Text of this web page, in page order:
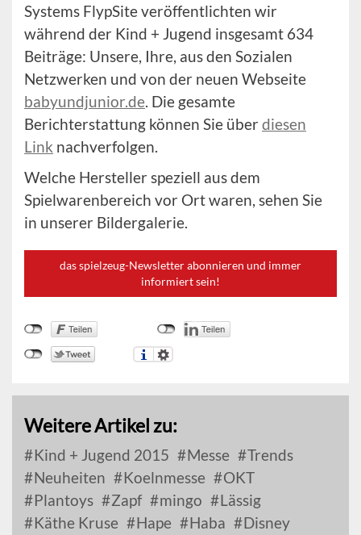
Systems FlypSite veröffentlichten wir
während der Kind + Jugend insgesamt 634
Beiträge: Unsere, Ihre, aus den Sozialen
Netzwerken und von der neuen Webseite
babyundjunior.de. Die gesamte
Berichterstattung können Sie überdiesen
Link nachverfolgen.
Welche Hersteller speziell aus dem
Spielwarenbereich vor Ort waren, sehen Sie
in unserer Bildergalerie.
das spielzeug-Newsletter abonnieren und immer
informiert sein!
Weitere Artikel zu:
Kind + Jugend 2015 Messe
Trends
Neuheiten
Koelnmesse
OKT
Plantoys
Zapf mingo
Lässig
Käthe Kruse
Hape Haba
Disney